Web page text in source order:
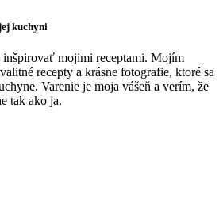
kuchyni
inšpirovať mojimi receptami. Mojím
recepty a krásne fotografie, ktoré sa
Varenie je moja vášeň a verím, že
tak ako ja.